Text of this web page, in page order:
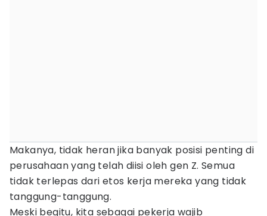
Makanya, tidak heran jika banyak posisi penting di
perusahaan yang telah diisi oleh gen Z. Semua
tidak terlepas dari etos kerja mereka yang tidak
tanggung-tanggung.
Meski begitu, kita sebagai pekerja wajib